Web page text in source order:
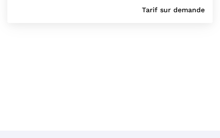
Tarif sur demande